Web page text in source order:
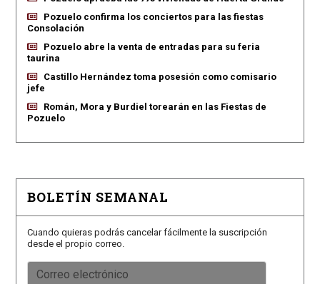
Pozuelo confirma los conciertos para las fiestas
Consolación
Pozuelo abre la venta de entradas para su feria
taurina
Castillo Hernández toma posesión como comisario
jefe
Román, Mora y Burdiel torearán en las Fiestas de
Pozuelo
BOLETÍN SEMANAL
Cuando quieras podrás cancelar fácilmente la suscripción
desde el propio correo.